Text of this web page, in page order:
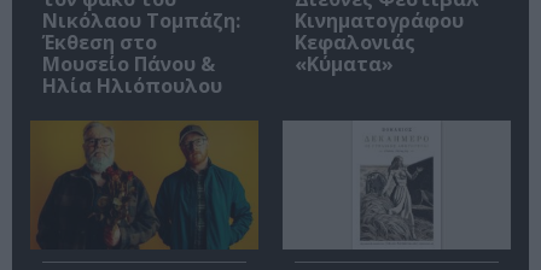
Νικόλαου Τομπάζη:
Έκθεση στο
Μουσείο Πάνου &
Ηλία Ηλιόπουλου
Κινηματογράφου
Κεφαλονιάς
«Κύματα»